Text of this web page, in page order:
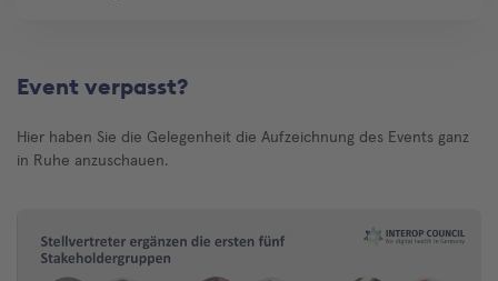
Event verpasst?
Hier haben Sie die Gelegenheit die Aufzeichnung des Events ganz
in Ruhe anzuschauen.